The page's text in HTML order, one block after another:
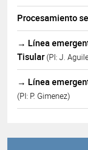
Procesamiento
→ Línea
Tisular (PI: J.
→ Línea
(PI: P. Gimenez)